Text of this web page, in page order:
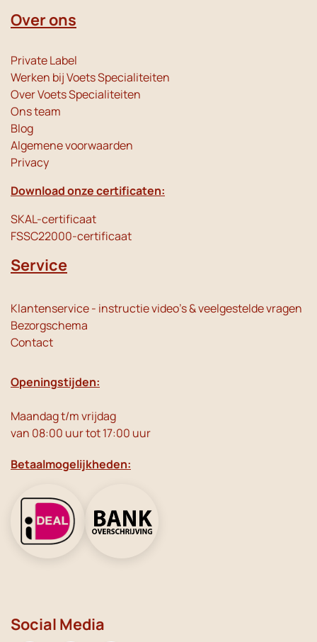
Over ons
Private Label
Werken bij Voets Specialiteiten
Over Voets Specialiteiten
Ons team
Blog
Algemene voorwaarden
Privacy
Download onze certificaten:
SKAL-certificaat
FSSC22000-certificaat
Service
Klantenservice - instructie video's & veelgestelde vragen
Bezorgschema
Contact
Openingstijden:
Maandag t/m vrijdag
van 08:00 uur tot 17:00 uur
Betaalmogelijkheden:
Social Media